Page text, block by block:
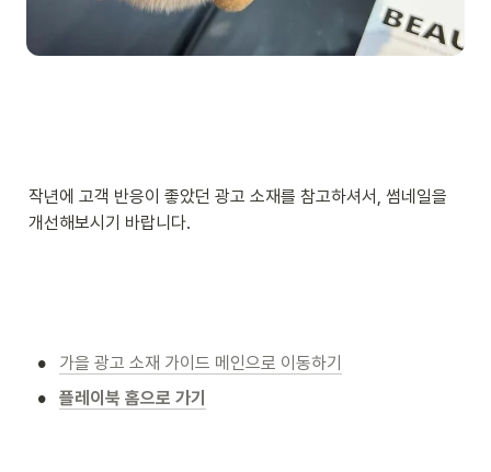
작년에 고객 반응이 좋았던 광고 소재를 참고하셔서, 썸네일을
개선해보시기 바랍니다.
• 가을 광고 소재 가이드 메인으로 이동하기
• 플레이북 홈으로 가기